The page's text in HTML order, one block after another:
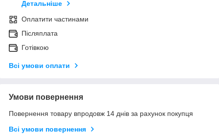
Детальніше
Оплатити частинами
Післяплата
Готівкою
Всі умови оплати
Умови повернення
Повернення товару впродовж 14 днів за рахунок покупця
Всі умови повернення